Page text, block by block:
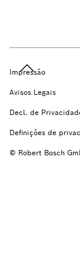
Impressão
Avisos Legais
Decl. de
Definições de
© Robert Bosch